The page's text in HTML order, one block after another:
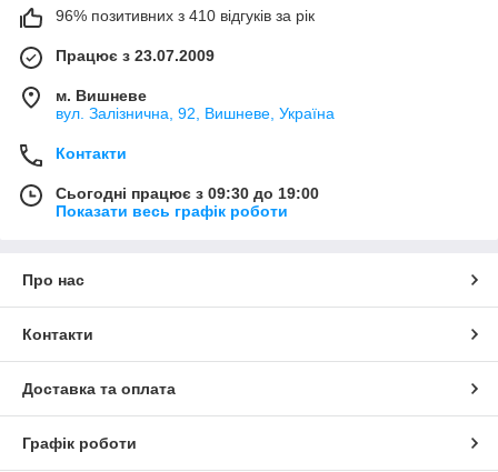
96% позитивних з 410 відгуків за рік
Працює з 23.07.2009
м. Вишневе
вул. Залізнична, 92, Вишневе, Україна
Контакти
Сьогодні працює з 09:30 до 19:00
Показати весь графік роботи
Про нас
Контакти
Доставка та оплата
Графік роботи